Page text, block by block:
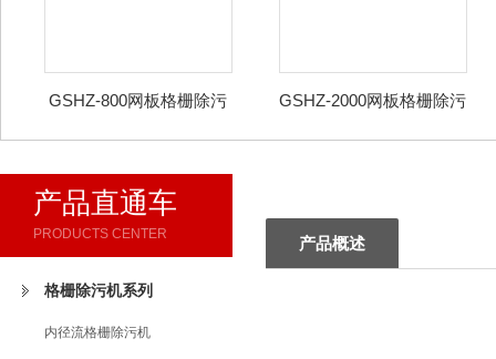
GSHZ-800网板格栅除污
GSHZ-2000网板格栅除污
产品直通车
PRODUCTS CENTER
格栅除污机系列
内径流格栅除污机
产品概述